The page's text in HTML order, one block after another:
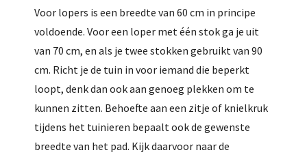
Voor lopers is een breedte van 60 cm in principe
voldoende. Voor een loper met één stok ga je uit
van 70 cm, en als je twee stokken gebruikt van 90
cm. Richt je de tuin in voor iemand die beperkt
loopt, denk dan ook aan genoeg plekken om te
kunnen zitten. Behoefte aan een zitje of knielkruk
tijdens het tuinieren bepaalt ook de gewenste
breedte van het pad. Kijk daarvoor naar de